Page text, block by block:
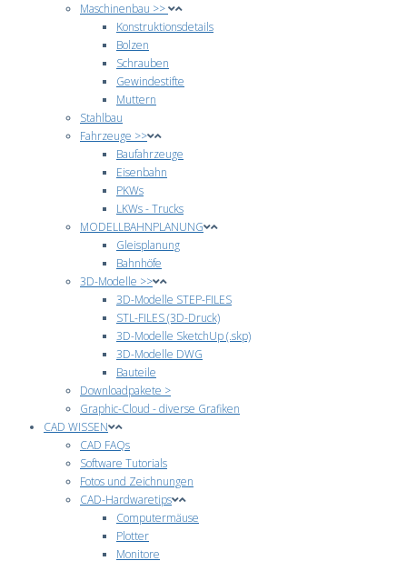
Maschinenbau >>
Konstruktionsdetails
Bolzen
Schrauben
Gewindestifte
Muttern
Stahlbau
Fahrzeuge >>
Baufahrzeuge
Eisenbahn
PKWs
LKWs - Trucks
MODELLBAHNPLANUNG
Gleisplanung
Bahnhöfe
3D-Modelle >>
3D-Modelle STEP-FILES
STL-FILES (3D-Druck)
3D-Modelle SketchUp (.skp)
3D-Modelle DWG
Bauteile
Downloadpakete >
Graphic-Cloud - diverse Grafiken
CAD WISSEN
CAD FAQs
Software Tutorials
Fotos und Zeichnungen
CAD-Hardwaretips
Computermäuse
Plotter
Monitore